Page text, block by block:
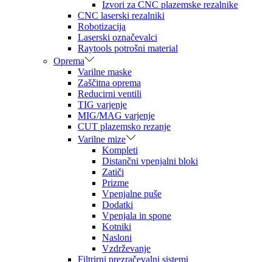
Izvori za CNC plazemske rezalnike
CNC laserski rezalniki
Robotizacija
Laserski označevalci
Raytools potrošni material
Oprema
Varilne maske
Zaščitna oprema
Reducirni ventili
TIG varjenje
MIG/MAG varjenje
CUT plazemsko rezanje
Varilne mize
Kompleti
Distančni vpenjalni bloki
Zatiči
Prizme
Vpenjalne puše
Dodatki
Vpenjala in spone
Kotniki
Nasloni
Vzdrževanje
Filtrirni prezračevalni sistemi